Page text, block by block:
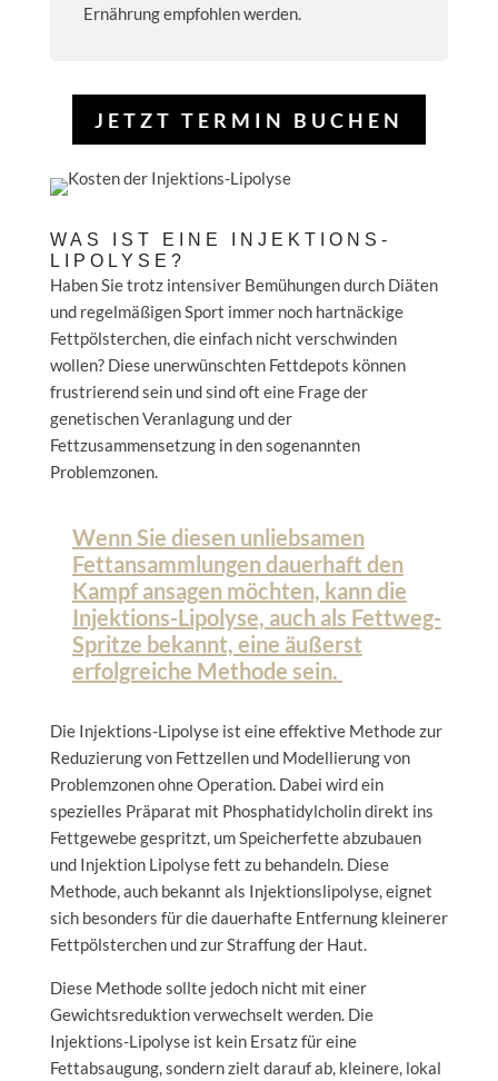
Ernährung empfohlen werden.
JETZT TERMIN BUCHEN
WAS IST EINE INJEKTIONS-
LIPOLYSE?
Haben Sie trotz intensiver Bemühungen durch Diäten
und regelmäßigen Sport immer noch hartnäckige
Fettpölsterchen, die einfach nicht verschwinden
wollen? Diese unerwünschten Fettdepots können
frustrierend sein und sind oft eine Frage der
genetischen Veranlagung und der
Fettzusammensetzung in den sogenannten
Problemzonen.
Wenn Sie diesen unliebsamen
Fettansammlungen dauerhaft den
Kampf ansagen möchten, kann die
Injektions-Lipolyse, auch als Fettweg-
Spritze bekannt, eine äußerst
erfolgreiche Methode sein.
Die Injektions-Lipolyse ist eine effektive Methode zur
Reduzierung von Fettzellen und Modellierung von
Problemzonen ohne Operation. Dabei wird ein
spezielles Präparat mit Phosphatidylcholin direkt ins
Fettgewebe gespritzt, um Speicherfette abzubauen
und Injektion Lipolyse fett zu behandeln. Diese
Methode, auch bekannt als Injektionslipolyse, eignet
sich besonders für die dauerhafte Entfernung kleinerer
Fettpölsterchen und zur Straffung der Haut.
Diese Methode sollte jedoch nicht mit einer
Gewichtsreduktion verwechselt werden. Die
Injektions-Lipolyse ist kein Ersatz für eine
Fettabsaugung, sondern zielt darauf ab, kleinere, lokal